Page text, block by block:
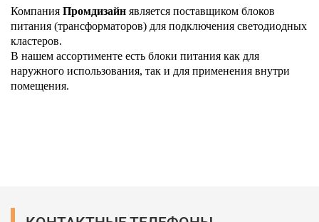
Компания Промдизайн является поставщиком блоков
питания (трансформаторов) для подключения светодиодных
кластеров.
В нашем ассортименте есть блоки питания как для
наружного использования, так и для применения внутри
помещения.